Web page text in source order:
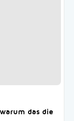
das die